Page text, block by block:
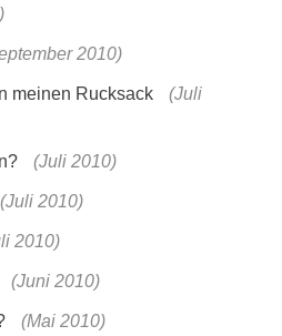
2010)
meinen Rucksack
(Juli
(Juli 2010)
(Juli 2010)
2010)
(Juni 2010)
(Mai 2010)